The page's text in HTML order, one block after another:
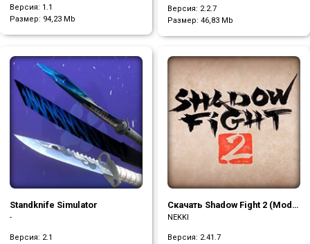
Версия: 1.1
Размер: 94,23 Mb
Версия: 2.2.7
Размер:46,83 Mb
Standknife Simulator
-
Версия: 2.1
Скачать Shadow Fight 2 (Mod
бесконечные деньги)
NEKKI
Версия: 2.41.7